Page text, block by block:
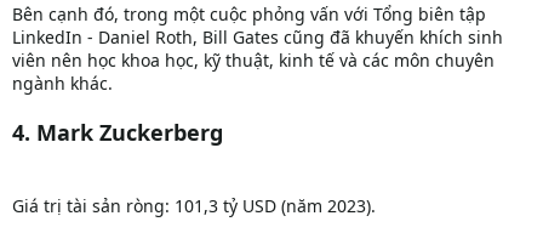
Bên cạnh đó, trong một cuộc phỏng vấn với Tổng biên tập
LinkedIn - Daniel Roth, Bill Gates cũng đã khuyến khích sinh
viên nên học khoa học, kỹ thuật, kinh tế và các môn chuyên
ngành khác.
4. Mark Zuckerberg
Giá trị tài sản ròng: 101,3 tỷ USD (năm 2023).